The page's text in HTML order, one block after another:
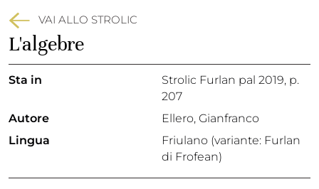
VAI ALLO STROLIC
L'algebre
Sta in Strolic Furlan pal 2019, p.
207
Autore
Ellero, Gianfranco
Lingua
Friulano (variante: Furlan
di Frofean)